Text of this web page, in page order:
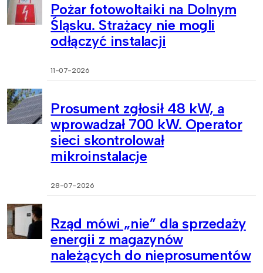
Pożar fotowoltaiki na Dolnym
Śląsku. Strażacy nie mogli
odłączyć instalacji
11-07-2026
Prosument zgłosił 48 kW, a
wprowadzał 700 kW. Operator
sieci skontrolował
mikroinstalacje
28-07-2026
Rząd mówi „nie” dla sprzedaży
energii z magazynów
należących do nieprosumentów